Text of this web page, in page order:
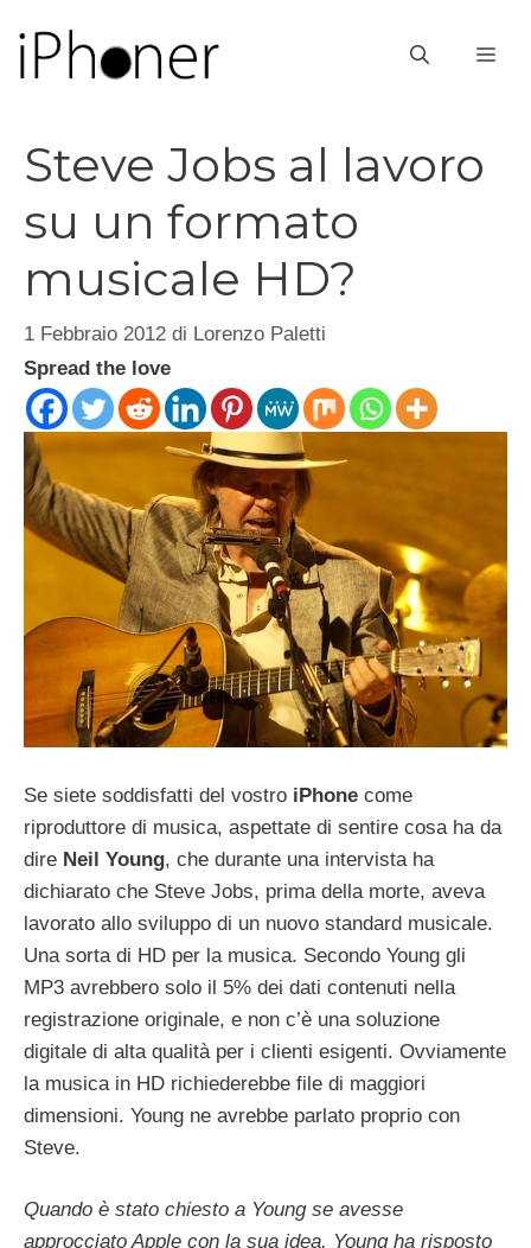
contenuto
Steve Jobs al lavoro
su un formato
musicale HD?
1 Febbraio 2012 di Lorenzo Paletti
Spread the love
Se siete soddisfatti del vostro iPhone come
riproduttore di musica, aspettate di sentire cosa ha da
dire Neil Young, che durante una intervista ha
dichiarato che Steve Jobs, prima della morte, aveva
lavorato allo sviluppo di un nuovo standard musicale.
Una sorta di HD per la musica. Secondo Young gli
MP3 avrebbero solo il 5% dei dati contenuti nella
registrazione originale, e non c’è una soluzione
digitale di alta qualità per i clienti esigenti. Ovviamente
la musica in HD richiederebbe file di maggiori
dimensioni. Young ne avrebbe parlato proprio con
Steve.
Quando è stato chiesto a Young se avesse
approcciato Apple con la sua idea, Young ha risposto